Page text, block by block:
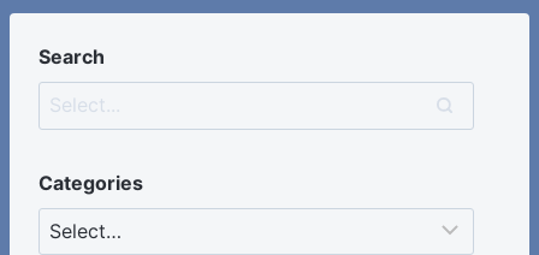
Search
Categories